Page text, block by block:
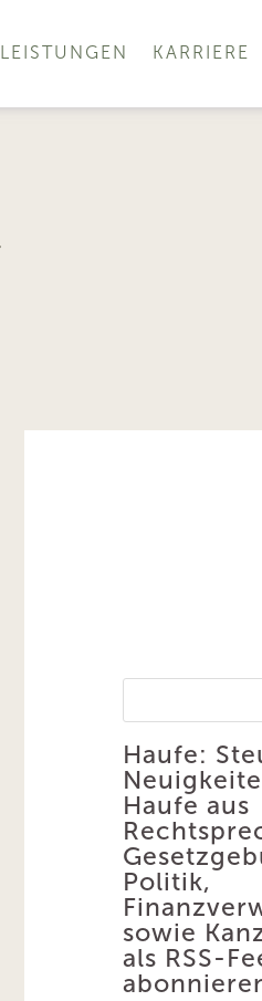
LEISTUNGEN KARRIERE
Haufe:
Haufe aus
Politik,
sowie
als RSS-